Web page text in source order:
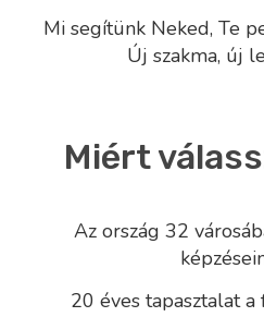
Mi segítünk Neked, Te
Új szakma, új
Miért
Az ország 32
20 éves tapasztalat